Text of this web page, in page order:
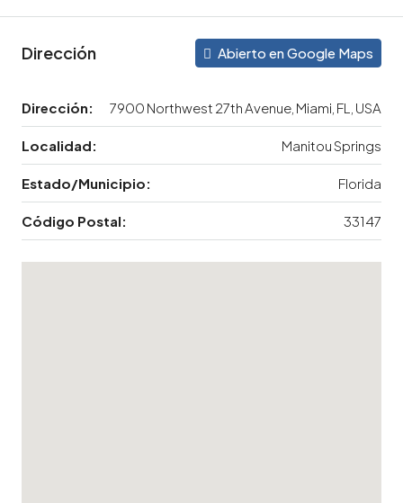
Dirección Abierto en Google Maps
Dirección: 7900 Northwest 27th Avenue, Miami, FL, USA
Localidad: Manitou Springs
Estado/Municipio: Florida
Código Postal: 33147